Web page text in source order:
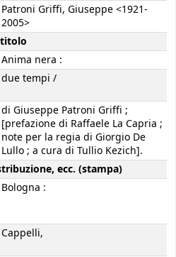
Patroni Griffi, Giuseppe <1921-
2005>
titolo
Anima nera :
due tempi /
di Giuseppe Patroni Griffi ;
[prefazione di Raffaele La Capria ;
note per la regia di Giorgio De
Lullo ; a cura di Tullio Kezich].
ecc. (stampa)
Bologna :
Cappelli,